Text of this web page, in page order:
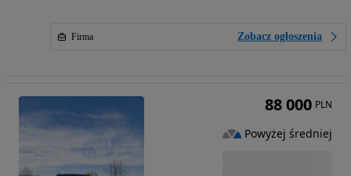
Firma Zobacz ogłoszenia
88 000 PLN
Powyżej średniej